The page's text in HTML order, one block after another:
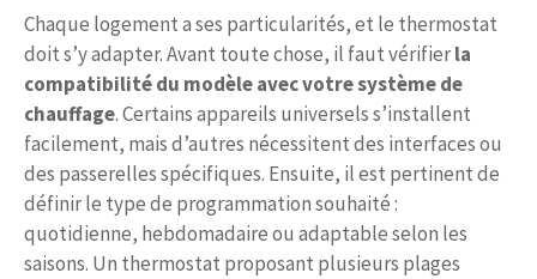
Chaque logement a ses particularités, et le thermostat
doit s’y adapter. Avant toute chose, il faut vérifierla
compatibilité du modèle avec votre système de
chauffage. Certains appareils universels s’installent
facilement, mais d’autres nécessitent des interfaces ou
des passerelles spécifiques. Ensuite, il est pertinent de
définir le type de programmation souhaité :
quotidienne, hebdomadaire ou adaptable selon les
saisons. Un thermostat proposant plusieurs plages